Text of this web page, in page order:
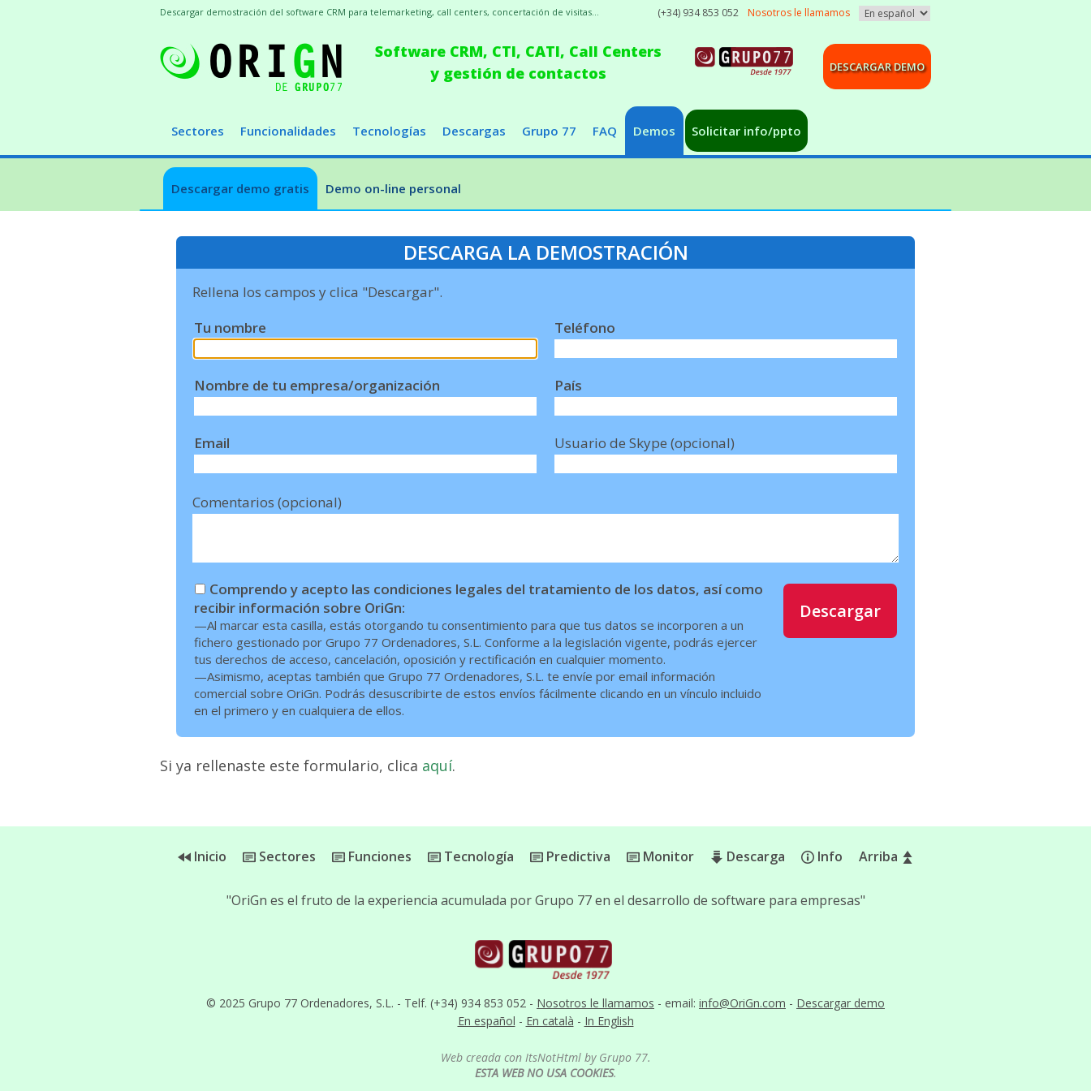
Software CRM, CTI, CATI, Call Centers
y gestión de contactos
(+34) 934 853 052 Nosotros le llamamos
DESCARGAR DEMO
Sectores Funcionalidades Tecnologías Descargas Grupo 77 FAQ Demos Solicitar info/ppto
Descargar demo gratis Demo on-line personal
Descargar demostración del software CRM para telemarketing, call centers, concertación de visitas...
DESCARGA LA DEMOSTRACIÓN
Rellena los campos y clica "Descargar".
Tu nombre
Nombre de tu empresa/organización
Email
Teléfono
País
Usuario de Skype (opcional)
Comentarios (opcional)
Comprendo y acepto las condiciones legales del tratamiento de los datos, así como
recibir información sobre OriGn:
—Al marcar esta casilla, estás otorgando tu consentimiento para que tus datos se incorporen a un
fichero gestionado por Grupo 77 Ordenadores, S.L. Conforme a la legislación vigente, podrás ejercer
tus derechos de acceso, cancelación, oposición y rectificación en cualquier momento.
—Asimismo, aceptas también que Grupo 77 Ordenadores, S.L. te envíe por email información
comercial sobre OriGn. Podrás desuscribirte de estos envíos fácilmente clicando en un vínculo incluido
en el primero y en cualquiera de ellos.
Descargar
Si ya rellenaste este formulario, clica aquí.
Inicio Sectores Funciones Tecnología Predictiva Monitor Descarga Info Arriba
© 2025 Grupo 77 Ordenadores, S.L. - Telf. (+34) 934 853 052 - Nosotros le llamamos - email: info@OriGn.com - Descargar demo
En español - En català - In English
"OriGn es el fruto de la experiencia acumulada por Grupo 77 en el desarrollo de software para empresas"
Web creada con ItsNotHtml by Grupo 77.
ESTA WEB NO USA COOKIES.